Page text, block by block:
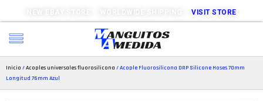
NEW EBAY STORE – WORLDWIDE SHIPPING –VISIT STORE
Inicio /Acoples universales fluorosilicona / Acople Fluorosilicona DRP Silicone Hoses 70mm
Longitud 76mm Azul